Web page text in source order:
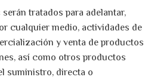
tratados para adelantar,
cualquier medio, actividades de
y venta de productos
así como otros productos
suministro, directa o